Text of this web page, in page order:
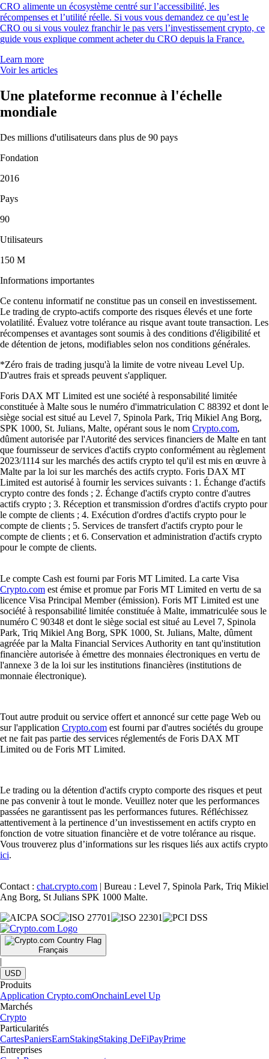
CRO alimente un écosystème centré sur l’accessibilité, les
récompenses et l’utilité réelle. Si vous vous demandez ce qu’est le
CRO ou si vous voulez franchir le pas vers l’investissement crypto, ce
guide vous explique comment acheter du CRO depuis la France.
Learn more
Voir les articles
Une plateforme reconnue à l'échelle
mondiale
Des millions d'utilisateurs dans plus de 90 pays
Fondation
2016
Pays
90
Utilisateurs
150 M
Informations importantes
Ce contenu informatif ne constitue pas un conseil en investissement.
Le trading de crypto-actifs comporte des risques élevés et une forte
volatilité. Évaluez votre tolérance au risque avant toute transaction. Les
récompenses et avantages sont soumis à des conditions d'éligibilité et
de détention de jetons, modifiables selon nos conditions générales.
*Zéro frais de trading jusqu'à la limite de votre niveau Level Up.
D'autres frais et spreads peuvent s'appliquer.
Foris DAX MT Limited est une société à responsabilité limitée
constituée à Malte sous le numéro d'immatriculation C 88392 et dont le
siège social est situé au Level 7, Spinola Park, Triq Mikiel Ang Borg,
SPK 1000, St. Julians, Malte, opérant sous le nom Crypto.com,
dûment autorisée par l'Autorité des services financiers de Malte en tant
que fournisseur de services d'actifs crypto conformément au règlement
2023/1114 sur les marchés des actifs crypto tel qu'il est mis en œuvre à
Malte par la loi sur les marchés des actifs crypto. Foris DAX MT
Limited est autorisé à fournir les services suivants : 1. Échange d'actifs
crypto contre des fonds ; 2. Échange d'actifs crypto contre d'autres
actifs crypto ; 3. Réception et transmission d'ordres d'actifs crypto pour
le compte de clients ; 4. Exécution d'ordres d'actifs crypto pour le
compte de clients ; 5. Services de transfert d'actifs crypto pour le
compte de clients ; et 6. Conservation et administration d'actifs crypto
pour le compte de clients.
Le compte Cash est fourni par Foris MT Limited. La carte Visa
Crypto.com est émise et promue par Foris MT Limited en vertu de sa
licence Visa Principal Member (émission). Foris MT Limited est une
société à responsabilité limitée constituée à Malte, immatriculée sous le
numéro C 90348 et dont le siège social est situé au Level 7, Spinola
Park, Triq Mikiel Ang Borg, SPK 1000, St. Julians, Malte, dûment
agréée par la Malta Financial Services Authority en tant qu'institution
financière autorisée à émettre des monnaies électroniques en vertu de
l'annexe 3 de la loi sur les institutions financières (institutions de
monnaie électronique).
Tout autre produit ou service offert et annoncé sur cette page Web ou
sur l'application Crypto.com est fourni par d'autres sociétés du groupe
et ne fait pas partie des services réglementés de Foris DAX MT
Limited ou de Foris MT Limited.
Le trading ou la détention d'actifs crypto comporte des risques et peut
ne pas convenir à tout le monde. Veuillez noter que les performances
passées ne garantissent pas les performances futures. Réfléchissez
attentivement à la pertinence d’un investissement en actifs crypto en
fonction de votre situation financière et de votre tolérance au risque.
Vous trouverez plus d’informations sur les risques liés aux actifs crypto
ici.
Contact : chat.crypto.com | Bureau : Level 7, Spinola Park, Triq Mikiel
Ang Borg, St Julians SPK 1000 Malte.
Français
|
USD
Produits
Application Crypto.comOnchainLevel Up
Marchés
Crypto
Particularités
CartesPaniersEarnStakingStaking DeFiPayPrime
Entreprises